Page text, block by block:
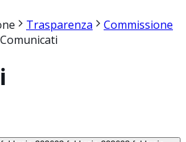
Trasparenza
Commissione
Comunicati